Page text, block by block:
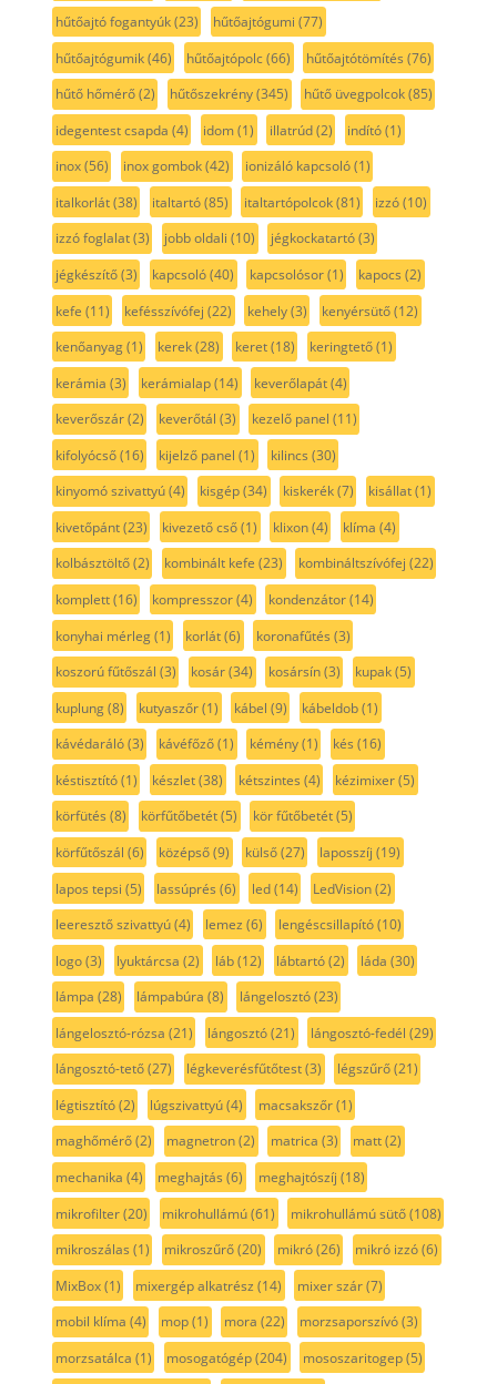
hűtőajtó fogantyúk(23) hűtőajtógumi (77)
hűtőajtógumik(46) hűtőajtópolc(66) hűtőajtótömítés (76)
hűtő hőmérő(2) hűtőszekrény(345) hűtő üvegpolcok(85)
idegentest csapda (4) idom(1) illatrúd(2) indító(1)
inox(56) inox gombok(42) ionizáló kapcsoló(1)
italkorlát(38) italtartó(85) italtartópolcok(81) izzó(10)
izzó foglalat(3) jobb oldali (10) jégkockatartó(3)
jégkészítő(3) kapcsoló(40) kapcsolósor(1) kapocs (2)
kefe (11) kefésszívófej (22) kehely(3) kenyérsütő(12)
kenőanyag(1) kerek(28) keret(18) keringtető(1)
kerámia (3) kerámialap(14) keverőlapát(4)
keverőszár(2) keverőtál (3) kezelő panel (11)
kifolyócső(16) kijelző panel (1) kilincs (30)
kinyomó szivattyú(4) kisgép(34) kiskerék(7) kisállat(1)
kivetőpánt(23) kivezető cső(1) klixon(4) klíma (4)
kolbásztöltő(2) kombinált kefe (23) kombináltszívófej (22)
komplett(16) kompresszor(4) kondenzátor(14)
konyhai mérleg(1) korlát(6) koronafűtés (3)
koszorú fűtőszál (3) kosár(34) kosársín(3) kupak(5)
kuplung(8) kutyaszőr(1) kábel (9) kábeldob(1)
kávédaráló(3) kávéfőző(1) kémény(1) kés (16)
késtisztító(1) készlet(38) kétszintes (4) kézimixer(5)
körfütés (8) körfűtőbetét(5) kör fűtőbetét(5)
körfűtőszál (6) középső(9) külső(27) laposszíj (19)
lapos tepsi (5) lassúprés (6) led(14) LedVision(2)
leeresztő szivattyú(4) lemez (6) lengéscsillapító(10)
logo(3) lyuktárcsa (2) láb(12) lábtartó(2) láda (30)
lámpa (28) lámpabúra (8) lángelosztó(23)
lángelosztó-rózsa (21) lángosztó(21) lángosztó-fedél (29)
lángosztó-tető(27) légkeverésfűtőtest(3) légszűrő(21)
légtisztító(2) lúgszivattyú(4) macsakszőr(1)
maghőmérő(2) magnetron(2) matrica (3) matt(2)
mechanika (4) meghajtás (6) meghajtószíj (18)
mikrofilter(20) mikrohullámú(61) mikrohullámú sütő(108)
mikroszálas (1) mikroszűrő(20) mikró(26) mikró izzó(6)
MixBox(1) mixergép alkatrész (14) mixer szár(7)
mobil klíma (4) mop(1) mora (22) morzsaporszívó(3)
morzsatálca (1) mosogatógép(204) mososzaritogep(5)